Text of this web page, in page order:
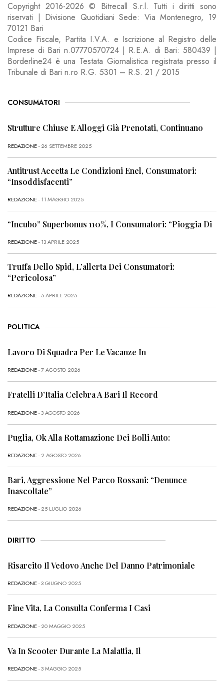
Copyright 2016-2026 © Bitrecall S.r.l. Tutti i diritti sono
riservati | Divisione Quotidiani Sede: Via Montenegro, 19
70121 Bari
Codice Fiscale, Partita I.V.A. e Iscrizione al Registro delle
Imprese di Bari n.07770570724 | R.E.A. di Bari: 580439 |
Borderline24 è una Testata Giornalistica registrata presso il
Tribunale di Bari n.ro R.G. 5301 – R.S. 21 / 2015
CONSUMATORI
Strutture Chiuse E Alloggi Già Prenotati, Continuano
REDAZIONE- 26 SETTEMBRE 2025
Antitrust Accetta Le Condizioni Enel, Consumatori:
“Insoddisfacenti”
REDAZIONE- 11 MAGGIO 2025
“Incubo” Superbonus 110%, I Consumatori: “Pioggia Di
REDAZIONE- 13 APRILE 2025
Truffa Dello Spid, L’allerta Dei Consumatori:
“Pericolosa”
REDAZIONE- 5 APRILE 2025
POLITICA
Lavoro Di Squadra Per Le Vacanze In
REDAZIONE- 7 AGOSTO 2026
Fratelli D’Italia Celebra A Bari Il Record
REDAZIONE- 3 AGOSTO 2026
Puglia, Ok Alla Rottamazione Dei Bolli Auto:
REDAZIONE- 2 AGOSTO 2026
Bari, Aggressione Nel Parco Rossani: “Denunce
Inascoltate”
REDAZIONE- 25 LUGLIO 2026
DIRITTO
Risarcito Il Vedovo Anche Del Danno Patrimoniale
REDAZIONE- 3 GIUGNO 2025
Fine Vita, La Consulta Conferma I Casi
REDAZIONE- 20 MAGGIO 2025
Va In Scooter Durante La Malattia, Il
REDAZIONE- 3 MAGGIO 2025